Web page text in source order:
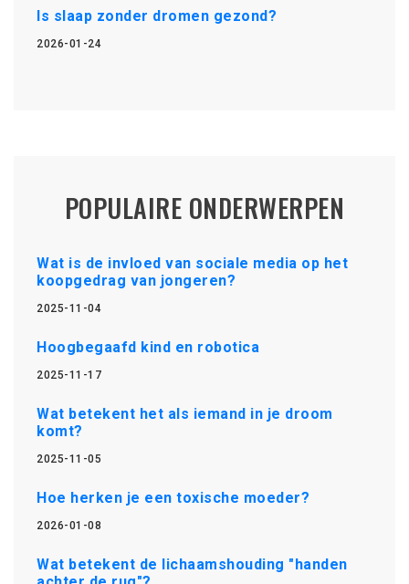
Is slaap zonder dromen gezond?
2026-01-24
POPULAIRE ONDERWERPEN
Wat is de invloed van sociale media op het
koopgedrag van jongeren?
2025-11-04
Hoogbegaafd kind en robotica
2025-11-17
Wat betekent het als iemand in je droom
komt?
2025-11-05
Hoe herken je een toxische moeder?
2026-01-08
Wat betekent de lichaamshouding "handen